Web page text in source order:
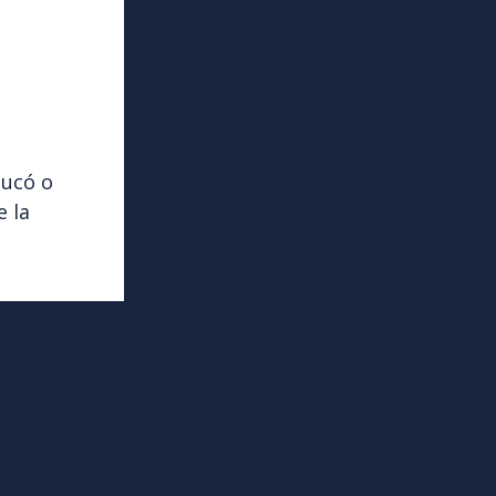
o
la